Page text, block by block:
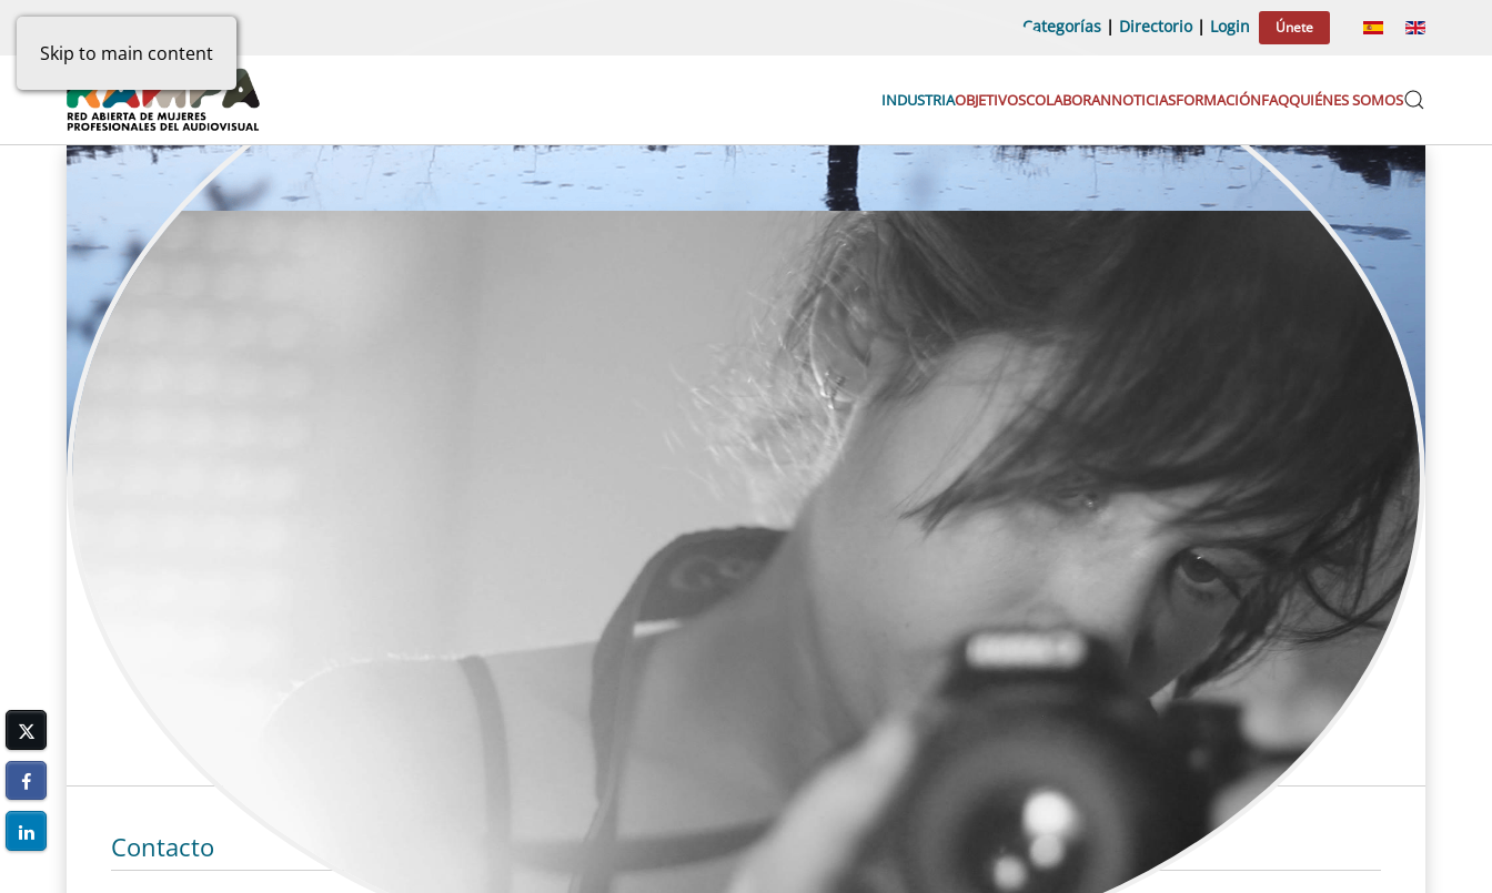
Skip to main content
Categorías | Directorio| Login Únete
INDUSTRIAOBJETIVOSCOLABORANNOTICIASFORMACIÓNFAQQUIÉNES SOMOS
Elvira Ongil Escribano
Cine, Dirección, Directora de cine
Contacto Biografía